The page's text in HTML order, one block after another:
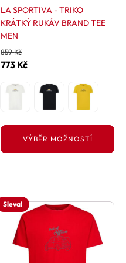
LA SPORTIVA - TRIKO
KRÁTKÝ RUKÁV BRAND TEE
MEN
859Kč
Původní
byla:
859 Kč.
773 KčAktuální
773 Kč.
VÝBĚR MOŽNOSTÍ
produktu
Sleva!
Tento
produkt
více
variant.